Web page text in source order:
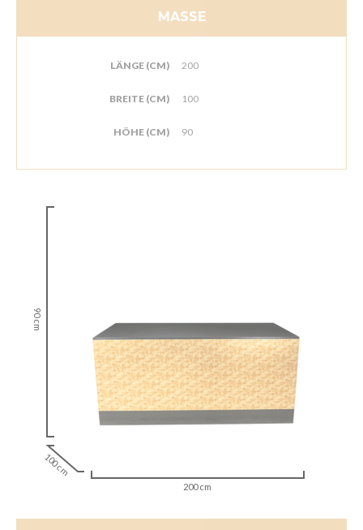
MASSE
LÄNGE (CM) 200
BREITE (CM) 100
HÖHE (CM) 90
90 cm
100 cm
200 cm